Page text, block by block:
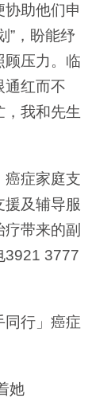
助他们申
”，盼能纾
顾压力。临
通红而不
，我和先生
症家庭支
及辅导服
带来的副
3921 3777
行」癌症
她